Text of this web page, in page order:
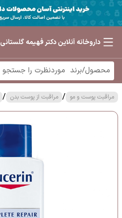
داروخانه آنلاین دکتر فهیمه گلستانی
مراقبت پوست و مو / مراقبت از پوست بدن /